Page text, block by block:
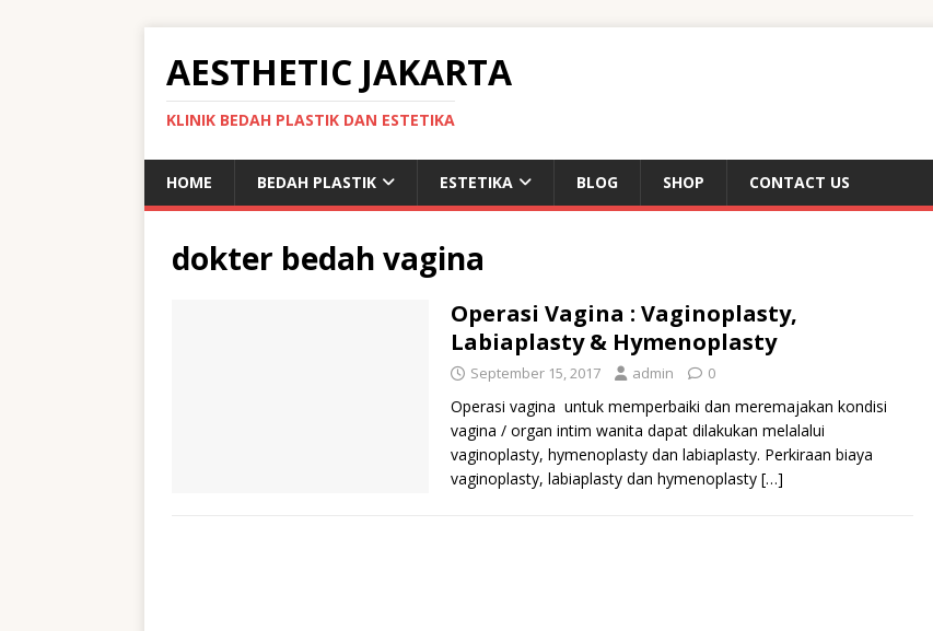
AESTHETIC JAKARTA
KLINIK BEDAH PLASTIK DAN ESTETIKA
HOME BEDAH PLASTIK ESTETIKA BLOG SHOP CONTACT US
dokter bedah vagina
Operasi Vagina : Vaginoplasty,
Labiaplasty & Hymenoplasty
September 15, 2017 admin 0
Operasi vagina untuk memperbaiki dan meremajakan kondisi
vagina / organ intim wanita dapat dilakukan melalalui
vaginoplasty, hymenoplasty dan labiaplasty. Perkiraan biaya
vaginoplasty, labiaplasty dan hymenoplasty […]